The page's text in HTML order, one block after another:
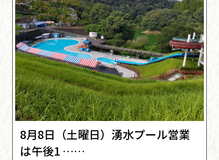
8月8日（土曜日）湧水プール営業
は午後1 ……